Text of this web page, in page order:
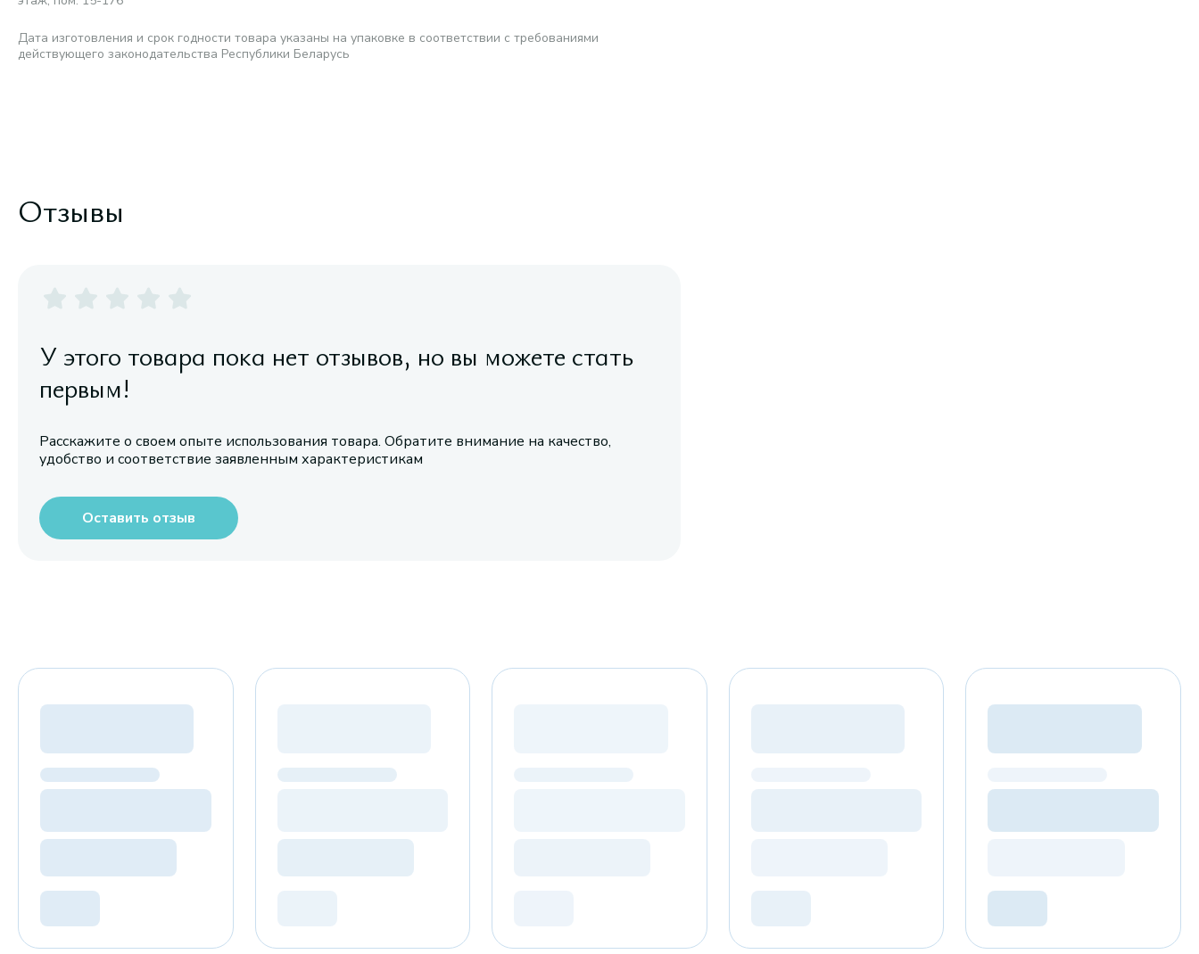
Дата изготовления и срок годности товара указаны на упаковке в соответствии с требованиями
действующего законодательства Республики Беларусь
Отзывы
У этого товара пока нет отзывов, но вы можете стать
первым!
Расскажите о своем опыте использования товара. Обратите внимание на качество,
удобство и соответствие заявленным характеристикам
Оставить отзыв